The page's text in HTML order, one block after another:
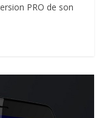
PRO de son